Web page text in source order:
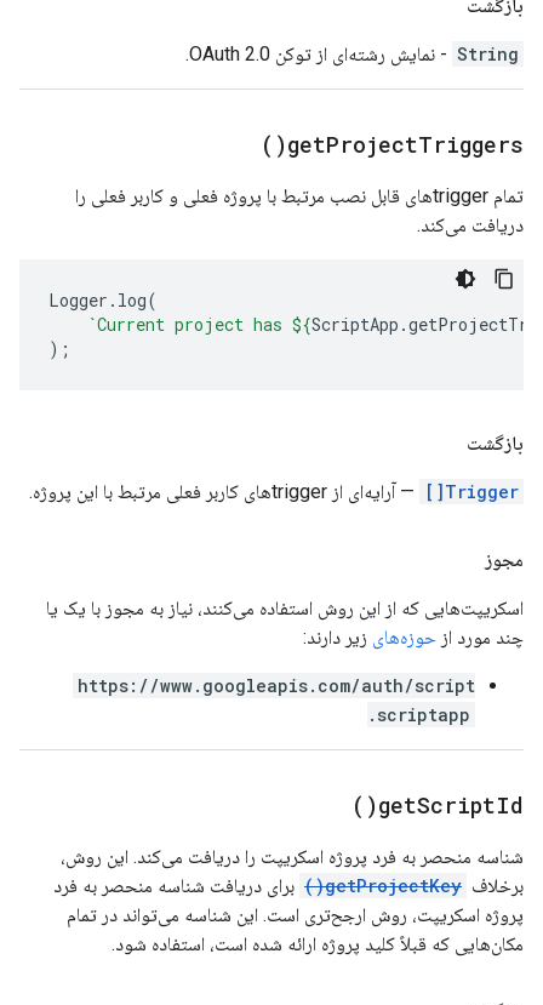
بازگشت
String - نمایش رشته‌ای از توکن OAuth 2.0.
getProjectTriggers(
)
تمام triggerهای قابل نصب مرتبط با پروژه فعلی و کاربر فعلی را
دریافت می‌کند.
Logger . log(
`Current project has ${ScriptApp .
);
بازگشت
Trigger[] — آرایه‌ای از triggerهای کاربر فعلی مرتبط با این پروژه.
مجوز
اسکریپت‌هایی که از این روش استفاده می‌کنند، نیاز به مجوز با یک یا
چند مورد از حوزه‌های زیر دارند:
https://www.googleapis.com/auth/script
.scriptapp
getScriptId(
)
شناسه منحصر به فرد پروژه اسکریپت را دریافت می‌کند. این روش،
برخلاف getProjectKey()
برای دریافت شناسه منحصر به فرد
پروژه اسکریپت، روش ارجح‌تری است. این شناسه می‌تواند در تمام
مکان‌هایی که قبلاً کلید پروژه ارائه شده است، استفاده شود.